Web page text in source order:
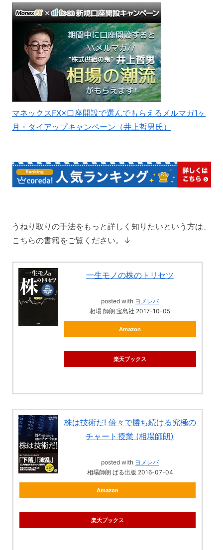
マネックスFX×口座開設で選んでもらえるメルマガ1ヶ
月・タイアップキャンペーン（井上哲男氏）
うねり取りの手法をもっと詳しく知りたいという方は、
こちらの書籍をご覧ください。↓
一生モノの株のトリセツ
posted with ヨメレバ
相場 師朗 宝島社 2017-10-05
Amazon
楽天ブックス
株は技術だ! 倍々で勝ち続ける究極の
チャート授業 (相場師朗)
posted with ヨメレバ
相場師朗 ぱる出版 2016-07-04
Amazon
楽天ブックス